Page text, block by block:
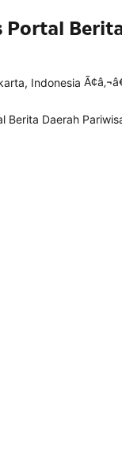
Portal
Indonesia